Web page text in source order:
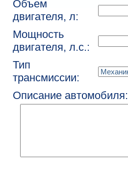
Объем
двигателя, л:
Мощность
двигателя, л.с.:
Тип
трансмиссии:
Описание автомобиля: